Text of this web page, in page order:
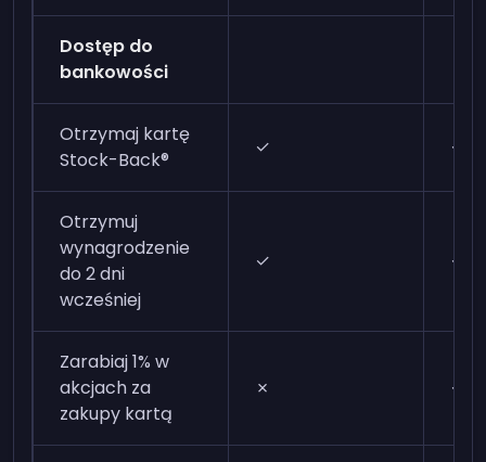
Dostęp do
bankowości
Otrzymaj kartę
Stock-Back®
✓ ✓
Otrzymuj
wynagrodzenie
do 2 dni
wcześniej
✓ ✓
Zarabiaj 1% w
akcjach za
zakupy kartą
✗ ✓